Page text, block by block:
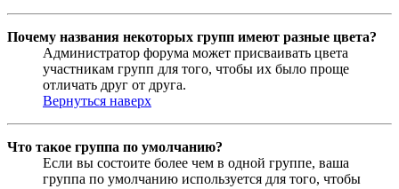
Почему названия некоторых групп имеют разные цвета?
Администратор форума может присваивать цвета
участникам групп для того, чтобы их было проще
отличать друг от друга.
Вернуться наверх
Что такое группа по умолчанию?
Если вы состоите более чем в одной группе, ваша
группа по умолчанию используется для того, чтобы